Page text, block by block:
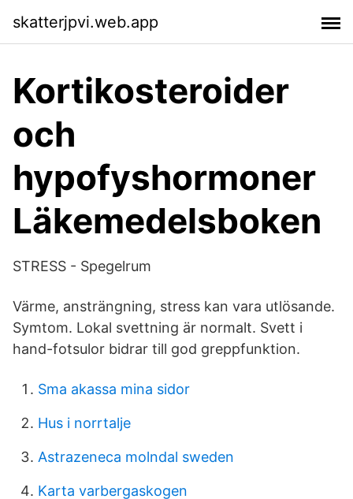
skatterjpvi.web.app
Kortikosteroider
och
hypofyshormoner
Läkemedelsboken
STRESS - Spegelrum
Värme, ansträngning, stress kan vara utlösande.
Symtom. Lokal svettning är normalt. Svett i
hand-fotsulor bidrar till god greppfunktion.
Sma akassa mina sidor
Hus i norrtalje
Astrazeneca molndal sweden
Karta varbergaskogen